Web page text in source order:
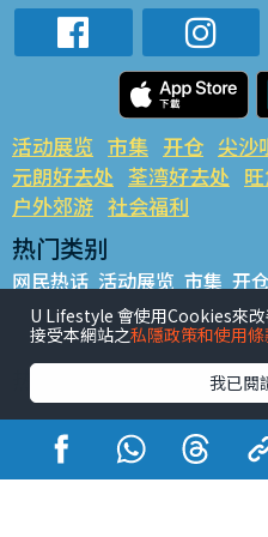
活动展览 市集 开仓 尖沙
元朗好去处 荃湾好去处
户外郊游 社会福利
热门类别
网民热话 活动展览 市集 开仓
铜锣湾好去处 元朗好去处 荃
餐厅情报 户外郊游
热门标签
#UGO揾好去处 #人气活动推
#亲子玩乐好去处
#UJetso礼物放送
U Lifestyle 會使用Cookies來
接受本網站之私隱政策和使用條
我已閱